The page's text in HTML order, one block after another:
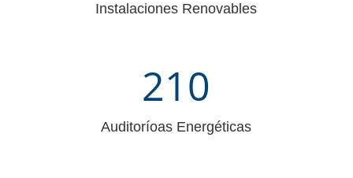
Instalaciones Renovables
210
Auditoríoas Energéticas